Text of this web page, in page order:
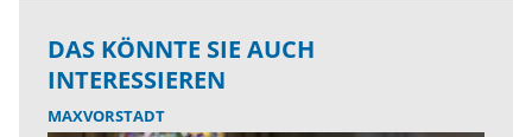
DAS KÖNNTE SIE AUCH
INTERESSIEREN
MAXVORSTADT